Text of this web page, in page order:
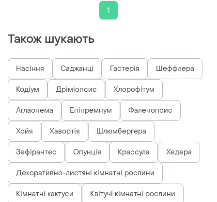
1
Також шукають
Насіння Саджанці Гастерія Шеффлера
Кодіум Дріміопсис Хлорофітум
Аглаонема Епіпремнум Фаленопсис
Хойя Хавортія Шлюмбергера
Зефірантес Опунція Крассула Хедера
Декоративно-листяні кімнатні рослини
Кімнатні кактуси Квітучі кімнатні рослини